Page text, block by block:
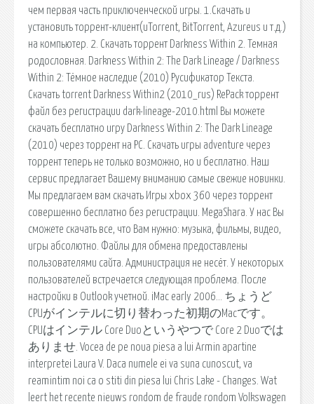
чем первая часть приключенческой игры. 1.Скачать и
установить торрент-клиент(uTorrent, BitTorrent, Azureus и т.д.)
на компьютер. 2. Скачать торрент Darkness Within 2. Темная
родословная. Darkness Within 2: The Dark Lineage / Darkness
Within 2: Тёмное наследие (2010) Русификатор Текста.
Скачать torrent Darkness Within2 (2010_rus) RePack торрент
файл без регистрации dark-lineage-2010.html Вы можете
скачать бесплатно игру Darkness Within 2: The Dark Lineage
(2010) через торрент на PC. Скачать игры adventure через
торрент теперь не только возможно, но и бесплатно. Наш
сервис предлагает Вашему вниманию самые свежие новинки.
Мы предлагаем вам скачать Игры xbox 360 через торрент
совершенно бесплатно без регистрации. MegaShara. У нас Вы
сможете скачать все, что Вам нужно: музыка, фильмы, видео,
игры абсолютно. Файлы для обмена предоставлены
пользователями сайта. Администрация не несёт. У некоторых
пользователей встречается следующая проблема. После
настройки в Outlook учетной. iMac early 2006… ちょうど
CPUがインテルに切り替わった初期のMacです。
CPUはインテル Core Duoというやつで Core 2 Duoでは
ありませ. Vocea de pe noua piesa a lui Armin apartine
interpretei Laura V. Daca numele ei va suna cunoscut, va
reamintim noi ca o stiti din piesa lui Chris Lake - Changes. Wat
leert het recente nieuws rondom de fraude rondom Volkswagen